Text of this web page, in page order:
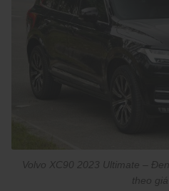
Volvo XC90 2023 Ultimate –
theo